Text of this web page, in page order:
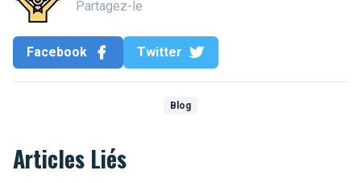
Partagez-le
Facebook Twitter
Blog
Articles Liés